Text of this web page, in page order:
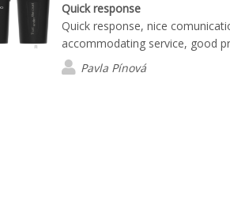
Quick response
Quick response, nice
accommodating service, good
Pavla Pínová